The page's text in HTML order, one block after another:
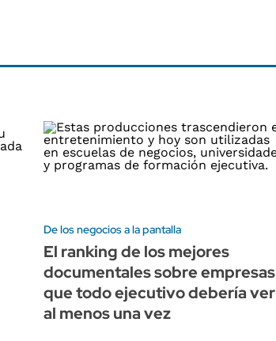
De los negocios a la pantalla
El ranking de los mejores
documentales sobre empresas
que todo ejecutivo debería ver
al menos una vez